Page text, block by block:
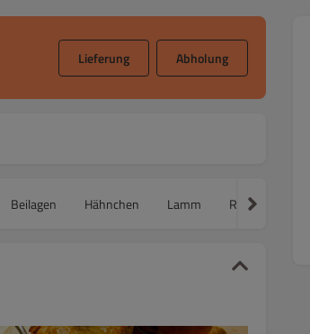
Lieferung Abholung
Beilagen Hähnchen Lamm Reisgerichte